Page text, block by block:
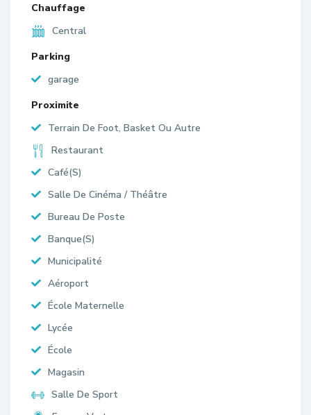
Chauffage
Central
Parking
garage
Proximite
Terrain De Foot, Basket Ou Autre
Restaurant
Café(S)
Salle De Cinéma / Théâtre
Bureau De Poste
Banque(S)
Municipalité
Aéroport
École Maternelle
Lycée
École
Magasin
Salle De Sport